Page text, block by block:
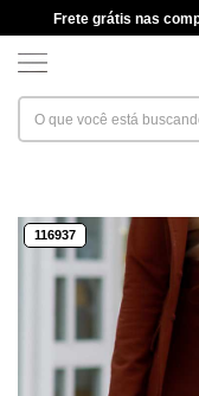
Frete grátis nas
116937